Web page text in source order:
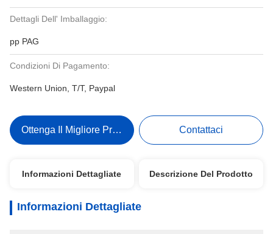
Dettagli Dell' Imballaggio:
pp PAG
Condizioni Di Pagamento:
Western Union, T/T, Paypal
Ottenga Il Migliore Prezzo Contattaci
Informazioni Dettagliate Descrizione Del Prodotto
Informazioni Dettagliate